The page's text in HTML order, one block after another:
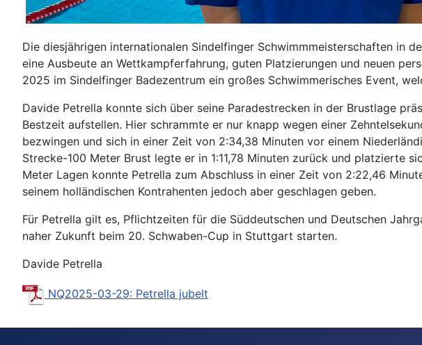
Die diesjährigen internationalen Sindelfinger Schwimmmeisterschaften in
eine Ausbeute an Wettkampferfahrung, guten Platzierungen und neuen
2025 im Sindelfinger Badezentrum ein großes Schwimmerisches Event,
Davide Petrella konnte sich über seine Paradestrecken in der Brustlage
Bestzeit aufstellen. Hier schrammte er nur knapp wegen einer
bezwingen und sich in einer Zeit von 2:34,38 Minuten vor einem
Strecke-100 Meter Brust legte er in 1:11,78 Minuten zurück und platzierte
Meter Lagen konnte Petrella zum Abschluss in einer Zeit von 2:22,46
seinem holländischen Kontrahenten jedoch aber geschlagen geben.
Für Petrella gilt es, Pflichtzeiten für die Süddeutschen und Deutschen
naher Zukunft beim 20. Schwaben-Cup in Stuttgart starten.
Davide Petrella
NQ2025-03-29: Petrella jubelt